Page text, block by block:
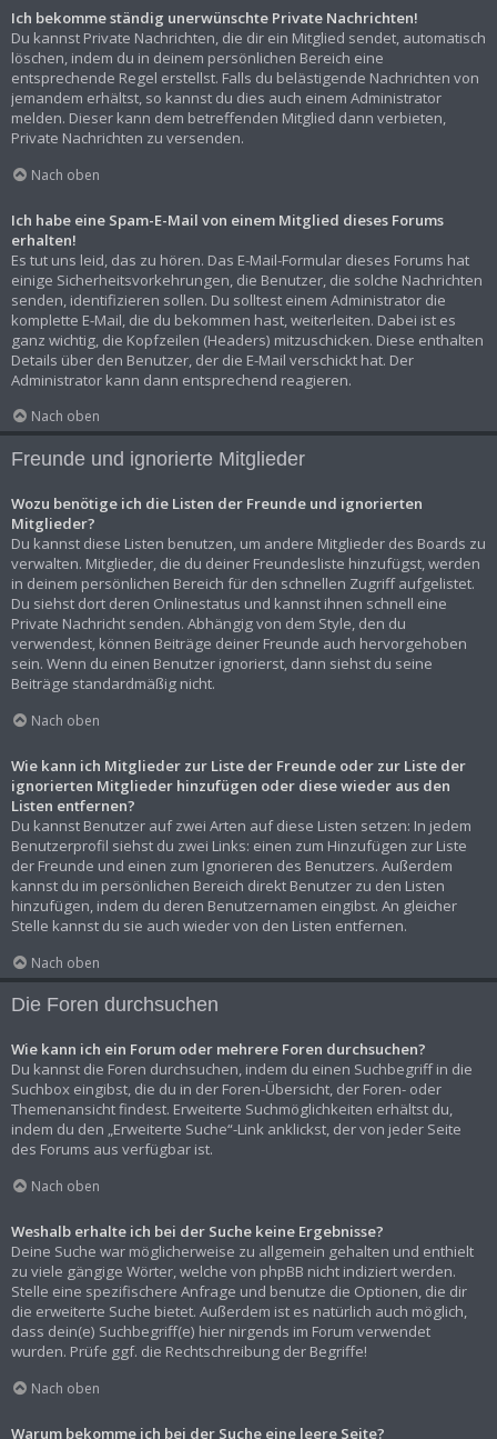
Ich bekomme ständig unerwünschte Private Nachrichten!
Du kannst Private Nachrichten, die dir ein Mitglied sendet, automatisch
löschen, indem du in deinem persönlichen Bereich eine
entsprechende Regel erstellst. Falls du belästigende Nachrichten von
jemandem erhältst, so kannst du dies auch einem Administrator
melden. Dieser kann dem betreffenden Mitglied dann verbieten,
Private Nachrichten zu versenden.
Nach oben
Ich habe eine Spam-E-Mail von einem Mitglied dieses Forums
erhalten!
Es tut uns leid, das zu hören. Das E-Mail-Formular dieses Forums hat
einige Sicherheitsvorkehrungen, die Benutzer, die solche Nachrichten
senden, identifizieren sollen. Du solltest einem Administrator die
komplette E-Mail, die du bekommen hast, weiterleiten. Dabei ist es
ganz wichtig, die Kopfzeilen (Headers) mitzuschicken. Diese enthalten
Details über den Benutzer, der die E-Mail verschickt hat. Der
Administrator kann dann entsprechend reagieren.
Nach oben
Freunde und ignorierte Mitglieder
Wozu benötige ich die Listen der Freunde und ignorierten
Mitglieder?
Du kannst diese Listen benutzen, um andere Mitglieder des Boards zu
verwalten. Mitglieder, die du deiner Freundesliste hinzufügst, werden
in deinem persönlichen Bereich für den schnellen Zugriff aufgelistet.
Du siehst dort deren Onlinestatus und kannst ihnen schnell eine
Private Nachricht senden. Abhängig von dem Style, den du
verwendest, können Beiträge deiner Freunde auch hervorgehoben
sein. Wenn du einen Benutzer ignorierst, dann siehst du seine
Beiträge standardmäßig nicht.
Nach oben
Wie kann ich Mitglieder zur Liste der Freunde oder zur Liste der
ignorierten Mitglieder hinzufügen oder diese wieder aus den
Listen entfernen?
Du kannst Benutzer auf zwei Arten auf diese Listen setzen: In jedem
Benutzerprofil siehst du zwei Links: einen zum Hinzufügen zur Liste
der Freunde und einen zum Ignorieren des Benutzers. Außerdem
kannst du im persönlichen Bereich direkt Benutzer zu den Listen
hinzufügen, indem du deren Benutzernamen eingibst. An gleicher
Stelle kannst du sie auch wieder von den Listen entfernen.
Nach oben
Die Foren durchsuchen
Wie kann ich ein Forum oder mehrere Foren durchsuchen?
Du kannst die Foren durchsuchen, indem du einen Suchbegriff in die
Suchbox eingibst, die du in der Foren-Übersicht, der Foren- oder
Themenansicht findest. Erweiterte Suchmöglichkeiten erhältst du,
indem du den „Erweiterte Suche“-Link anklickst, der von jeder Seite
des Forums aus verfügbar ist.
Nach oben
Weshalb erhalte ich bei der Suche keine Ergebnisse?
Deine Suche war möglicherweise zu allgemein gehalten und enthielt
zu viele gängige Wörter, welche von phpBB nicht indiziert werden.
Stelle eine spezifischere Anfrage und benutze die Optionen, die dir
die erweiterte Suche bietet. Außerdem ist es natürlich auch möglich,
dass dein(e) Suchbegriff(e) hier nirgends im Forum verwendet
wurden. Prüfe ggf. die Rechtschreibung der Begriffe!
Nach oben
Warum bekomme ich bei der Suche eine leere Seite?